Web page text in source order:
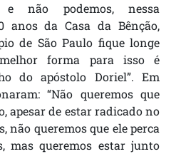
não podemos, nessa
anos da Casa da Bênção,
de São Paulo fique longe
forma para isso é
do apóstolo Doriel”. Em
“Não queremos que
apesar de estar radicado no
não queremos que ele perca
mas queremos estar junto